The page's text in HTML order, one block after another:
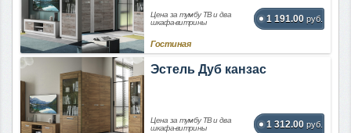
Цена за тумбу ТВ и два
шкафа-витрины
1 191.00 руб.
Гостиная
Эстель Дуб канзас
Цена за тумбу ТВ и два
шкафа-витрины
1 312.00 руб.